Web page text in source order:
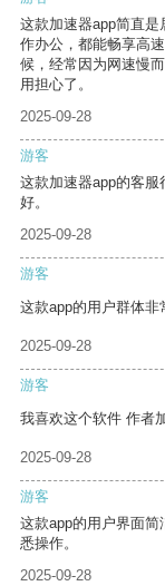
这款加速器app简直
作办公，都能畅享高
候，经常因为网速慢
用担心了。
2025-09-28
游客
这款加速器app的客
好。
2025-09-28
游客
这款app的用户群体非
2025-09-28
游客
我喜欢这个软件 作者
2025-09-28
游客
这款app的用户界面
悉操作。
2025-09-28